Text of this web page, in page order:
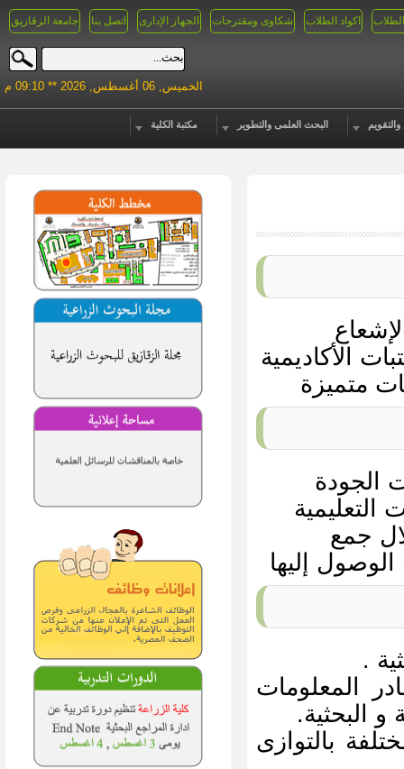
جامعة الزقازيق اتصل بنا الجهاز الإدارى شكاوى ومقترحات اكواد الطلاب الطلاب
الخميس, 06 أغسطس, 2026 ** 09:10 م
البحث العلمى والتطوير مكتبة الكلية
الأكاديمية
متميزة
الجودة
التعليمية
جمع
إليها
.
المعلومات
و البحثية.
بالتوازى